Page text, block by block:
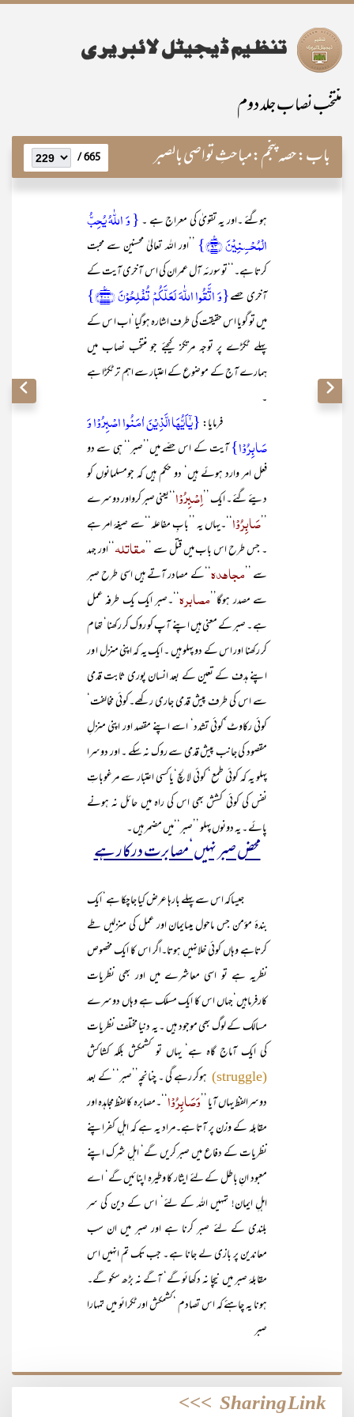
منتخب نصاب جلد دوم
باب:حصہ پنجم:مباحثِ تواصی بالصبر 665 /
ہوگئے ۔اور یہ تقویٰ کی معراج ہے ۔{ وَ اللّٰہُ یُحِبُّ
الۡمُحۡسِنِیۡنَ ﴿٪۹۳﴾}
’’اور اللہ تعالیٰ محسنین سے محبت
کرتا ہے۔‘‘تو سورئہ آل عمران کی اس آخری آیت کے
آخری حصے{وَ اتَّقُوا اللّٰہَ لَعَلَّکُمۡ تُفۡلِحُوۡنَ ﴿۲۰۰﴾٪}
میں تو گویا اس حقیقت کی طرف اشارہ ہوگیا‘اب ا س کے
پہلے ٹکڑے پر توجہ مرتکز کیجئے جو منتخب نصاب میں
ہمارے آج کے موضوع کے اعتبار سے اہم تر ٹکڑا ہے
۔
فرمایا:{یٰۤاَیُّہَا الَّذِیۡنَ اٰمَنُوا اصۡبِرُوۡا وَ
صَابِرُوۡا}آیت کے اس حصّے میں’’صبر‘‘ ہی سے دو
فعل امر وارد ہوئے ہیں‘ دو حکم ہیں کہ جومسلمانوں کو
دیئے گئے ۔ ایک ’’اِصْبِرُوْا ‘‘یعنی صبر کرواور دوسرے
صَابِرُوْا ‘‘۔یہاں یہ ’’بابِ مفاعلہ‘‘سے صیغۂ امر ہے
۔ جس طرح اس باب میں قتل سے ’’ مقاتلہ ‘‘اور جہد
سے ’’ مجاہدہ ‘‘کے مصادر آتے ہیں اسی طرح صبر
سے مصدر ہوگا’’ مصابرہ‘‘۔صبر ایک یک طرفہ عمل
ہے ۔ صبر کے معنی ہیں اپنے آپ کو روک کر رکھنا‘ تھام
کر رکھنا اور اس کے دو پہلو ہیں ۔ ایک یہ کہ اپنی منزل ا ور
اپنے ہدف کے تعین کے بعد انسان پوری ثابت قدمی
سے اس کی طرف پیش قدمی جاری ر کھے۔کوئی مخالفت‘
کوئی رکاوٹ‘کوئی تشدد‘ اسے اپنے مقصد اور اپنی منزلِ
مقصود کی جانب پیش قدمی سے روک نہ سکے ۔ اور دوسرا
پہلو یہ کہ کوئی طمع‘ کوئی لالچ‘یاکسی اعتبار سے مرغوباتِ
نفس کی کوئی کشش بھی اس کی راہ میں حائل نہ ہونے
پائے ۔ یہ دونوں پہلو ’’صبر‘‘میں مضمر ہیں ۔
محض صبر نہیں‘مصابرت درکار ہے
جیساکہ اس سے پہلے بارہا عرض کیا جاچکا ہے‘ ایک
بندۂ مؤمن جس ماحول میںایمان اور عمل کی منزلیں طے
کرتاہے وہاں کوئی خلانہیں ہوتا۔اگر اس کا ایک مخصوص
نظریہ ہے تو اسی معاشرے میں اور بھی نظریات
کارفرماہیں‘جہاں اس کا ایک مسلک ہے وہاں دوسرے
مسالک کے لوگ بھی موجود ہیں ۔ یہ دنیا مختلف نظریات
کی ایک آماج گاہ ہے‘ یہاں تو کشمکش بلکہ کشاکش
(struggle)
ہوکر رہے گی ۔ چنانچہ’’صبر‘ ‘کے بعد
دوسرالفظ یہاں آیا ’’وَصَابِرُوْا ‘‘۔مصابرہ کا لفظ مجاہدہ اور
مقابلہ کے وزن پر آتا ہے۔مراد یہ ہے کہ اہلِ کفراپنے
نظریات کے دفاع میں صبر کریں گے‘ اہلِ شرک اپنے
معبود انِ باطل کے لئے ایثار کا وطیرہ اپنائیں گے‘ اے
اہلِ ایمان! تمہیں اللہ کے لئے‘ اس کے دین کی سر
بلندی کے لئے صبر کرنا ہے اور صبر میں ان سب
معاندین پر بازی لے جانا ہے ۔ جب تک تم انہیں اس
مقابلۂ صبر میں نیچا نہ دکھائو گے‘ آگے نہ بڑھ سکو گے۔
ہونا یہ چاہئے کہ اس تصادم ‘کشمکش اور ٹکرائو میں تمہارا
صبر
Sharing Link
>>>